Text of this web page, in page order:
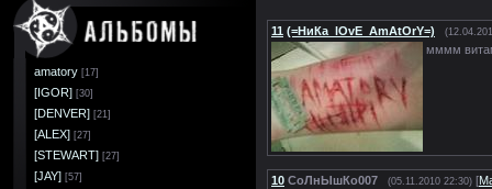
amatory [17]
[IGOR] [30]
[DENVER] [21]
[ALEX] [27]
[STEWART] [27]
[JAY] [57]
11 (=НиКа_lOvE_AmAtOrY=)
мммм
10 СоЛнЫшКо007 (05.11.2010 22:30) [